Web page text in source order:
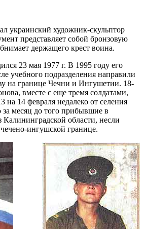
украинский художник-скульптор
представляет собой бронзовую
держащего крест воина.
23 мая 1977 г. В 1995 году его
учебного подразделения направили
на границе Чечни и Ингушетии. 18-
вместе с еще тремя солдатами,
на 14 февраля недалеко от селения
за месяц до того прибывшие в
Калининградской области, несли
ингушской границе.